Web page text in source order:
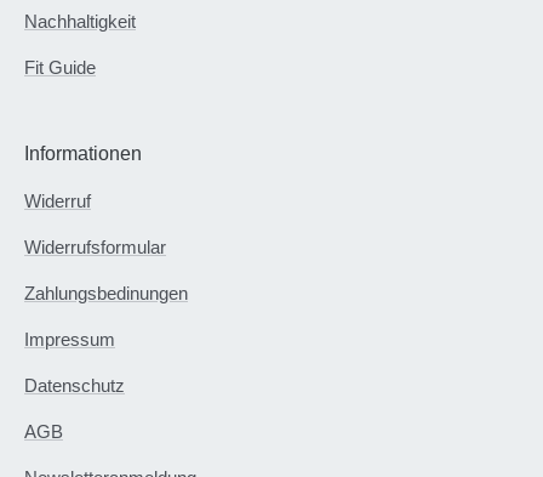
Nachhaltigkeit
Fit Guide
Informationen
Widerruf
Widerrufsformular
Zahlungsbedinungen
Impressum
Datenschutz
AGB